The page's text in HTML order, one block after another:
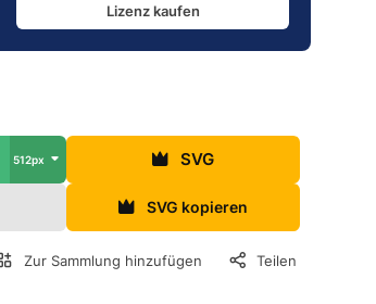
Lizenz kaufen
512px SVG
SVG kopieren
Zur Sammlung hinzufügen Teilen